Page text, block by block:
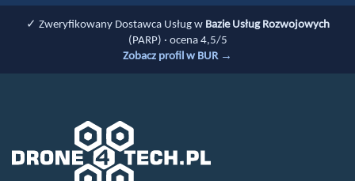
✓ Zweryfikowany Dostawca Usług w Bazie Usług Rozwojowych
(PARP) · ocena 4,5/5
Zobacz profil w BUR →